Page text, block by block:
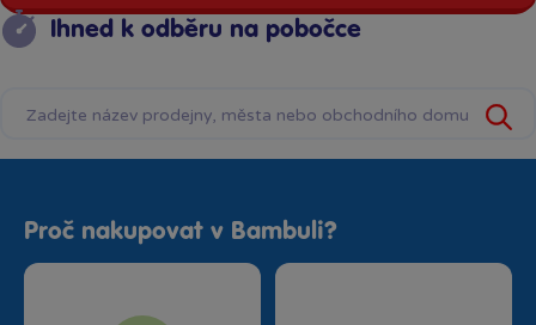
Ihned k odběru na pobočce
Proč nakupovat v Bambuli?